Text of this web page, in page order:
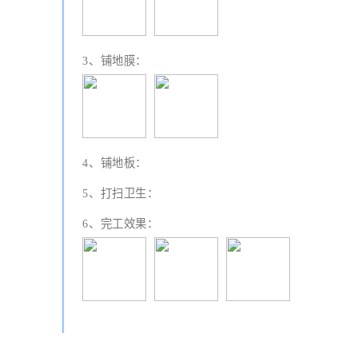
3、铺地膜：
4、铺地板：
5、打扫卫生：
6、完工效果：